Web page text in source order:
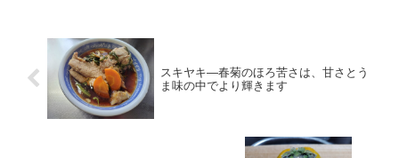
スキヤキ―春菊のほろ苦さは、甘さとう
ま味の中でより輝きます